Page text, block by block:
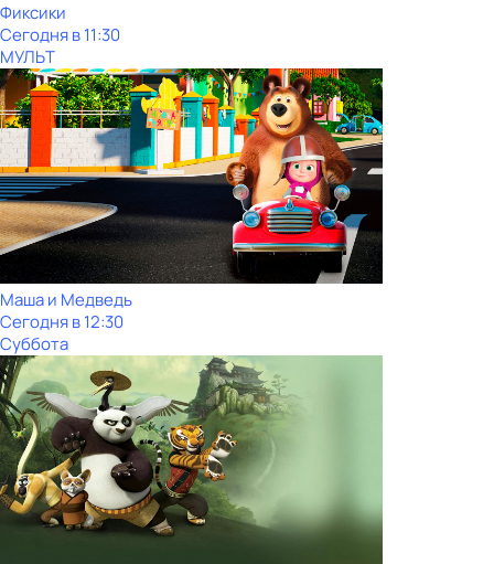
Фиксики
Сегодня в 11:30
МУЛЬТ
Маша и Медведь
Сегодня в 12:30
Суббота